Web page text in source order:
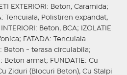
EXTERIORI : Beton, Caramida;
: Tencuiala, Polistiren expandat,
: Beton, BCA;
IZOLATIE
FATADA: Tencuiala
: Beton - terasa circulabila;
: Beton armat; FUNDATIE : Cu
Ziduri (Blocuri Beton), Cu Stalpi